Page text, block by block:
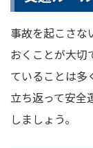
事故を起こさな
おくことが大切
ていることは多
立ち返って安全
しましょう。